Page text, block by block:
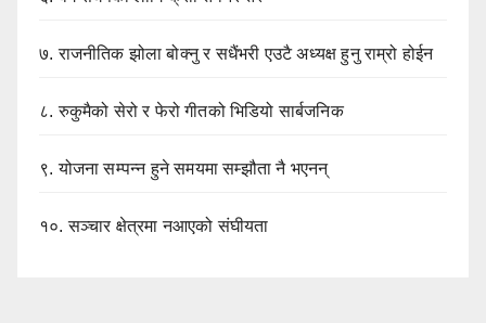
७.राजनीतिक झोला बोक्नु र सधैंभरी एउटै अध्यक्ष हुनु राम्रो होईन
८.रुकुमैको सेरो र फेरो गीतको भिडियो सार्बजनिक
९.योजना सम्पन्न हुने समयमा सम्झौता नै भएनन्
१०.सञ्चार क्षेत्रमा नआएको संघीयता